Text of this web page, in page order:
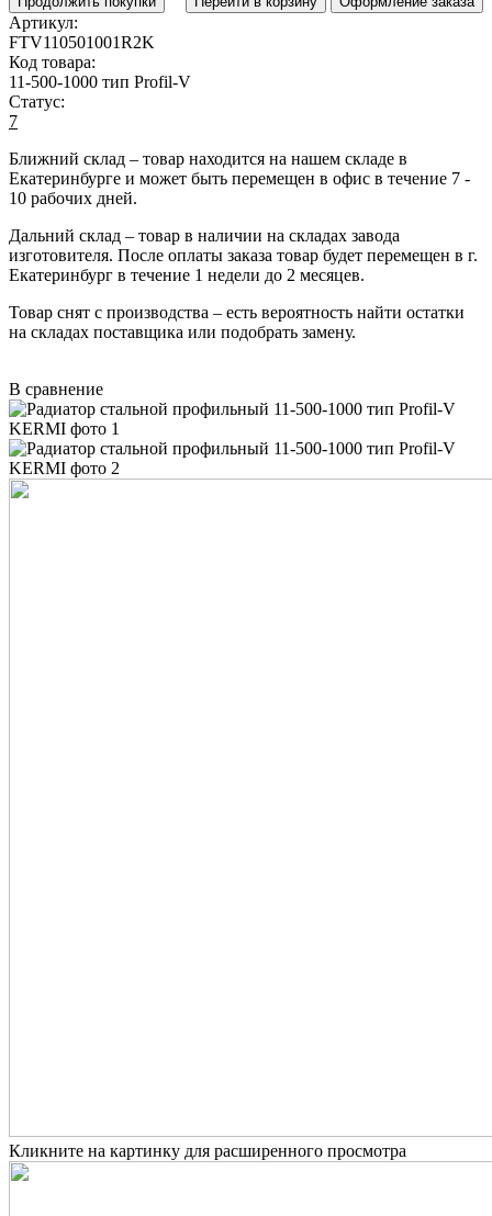
Артикул:
FTV110501001R2K
Код товара:
11-500-1000 тип Profil-V
Статус:
7
Ближний склад – товар находится на нашем складе в
Екатеринбурге и может быть перемещен в офис в течение 7 -
10 рабочих дней.
Дальний склад – товар в наличии на складах завода
изготовителя. После оплаты заказа товар будет перемещен в г.
Екатеринбург в течение 1 недели до 2 месяцев.
Товар снят с производства – есть вероятность найти остатки
на складах поставщика или подобрать замену.
В сравнение
Кликните на картинку для расширенного просмотра